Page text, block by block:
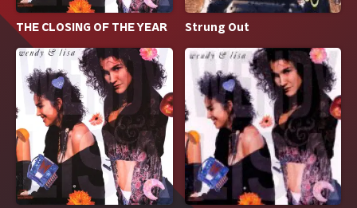
THE CLOSING OF THE YEAR Strung Out